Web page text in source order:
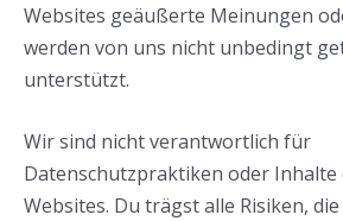
Websites geäußerte Meinungen
werden von uns nicht unbedingt
unterstützt.
Wir sind nicht verantwortlich für
Datenschutzpraktiken oder Inhalte
Websites. Du trägst alle Risiken,